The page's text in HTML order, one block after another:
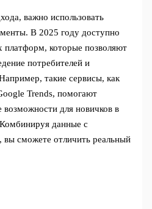
важно использовать
В 2025 году доступно
платформ, которые позволяют
потребителей и
такие сервисы, как
Trends, помогают
возможности для новичков в
данные с
сможете отличить реальный